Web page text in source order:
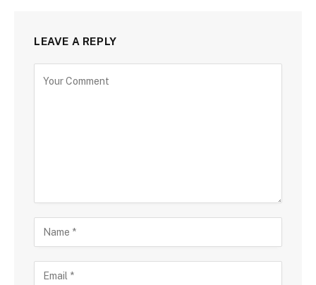
LEAVE A REPLY